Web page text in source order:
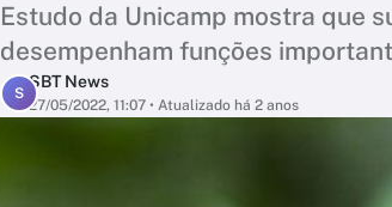
Estudo da Unicamp mostra que
desempenham funções
S
SBT News
27/05/2022, 11:07 • Atualizado há 2 anos